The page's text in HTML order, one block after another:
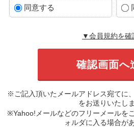
同意する
▼会員規約を
※ご記入頂いたメールアドレス宛てに
をお送りいたしま
※Yahoo!メールなどのフリーメールを
ォルダに入る場合が